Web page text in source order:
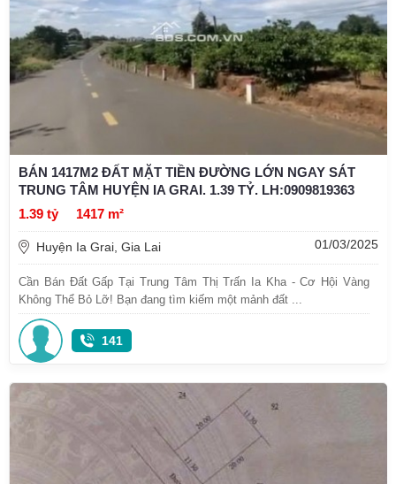
BÁN 1417M2 ĐẤT MẶT TIỀN ĐƯỜNG LỚN NGAY SÁT
TRUNG TÂM HUYỆN IA GRAI. 1.39 TỶ. LH:0909819363
1.39 tỷ
1417 m²
Huyện Ia Grai, Gia Lai 01/03/2025
Cần Bán Đất Gấp Tại Trung Tâm Thị Trấn Ia Kha - Cơ Hội Vàng
Không Thể Bỏ Lỡ! Bạn đang tìm kiếm một mảnh đất ...
141